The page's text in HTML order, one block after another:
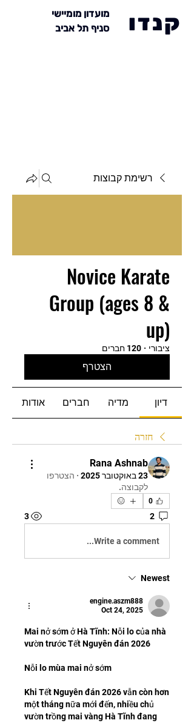
מועדון מומיישי
סניף תל אביב
קנדו
רשימת קבוצות
Novice Karate
Group (ages 8 &
up)
ציבורי · 120 חברים
הצטרף
דיון מדיה חברים אודות
חזרה
Rana Ashnab
23 באוקטובר 2025 · הצטרפו
לקבוצה.
0
2
3
Write a comment...
Newest
engine.aszm888
Oct 24, 2025
Mai nở sớm ở Hà Tĩnh: Nỗi lo của nhà
vườn trước Tết Nguyên đán 2026
Nỗi lo mùa mai nở sớm
Khi Tết Nguyên đán 2026 vẫn còn hơn
một tháng nữa mới đến, nhiều chủ
vườn trồng mai vàng Hà Tĩnh đang